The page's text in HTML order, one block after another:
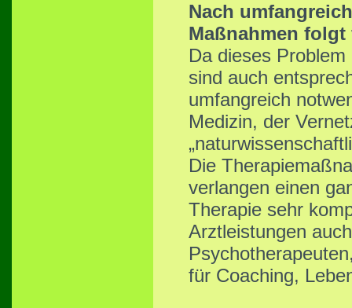
Nach
Maßnahmen
Da dieses
sind auch
umfangreich
Medizin, der
Die
verlangen einen
Therapie sehr
Arztleistungen
für Coaching,